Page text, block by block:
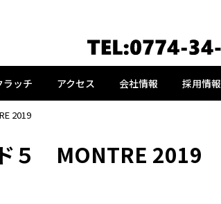
ラッチ アクセス 会社情報 採用情報
2019
５ MONTRE 2019